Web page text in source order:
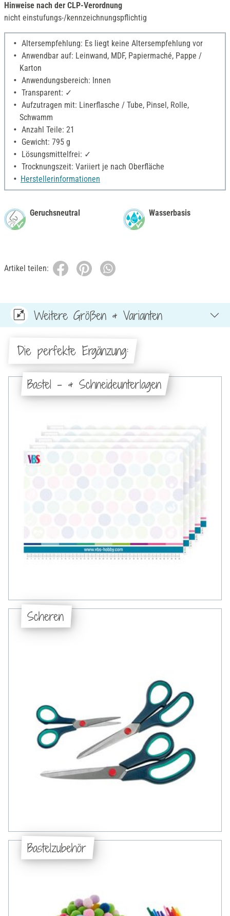
Hinweise nach der CLP-Verordnung
nicht einstufungs-/kennzeichnungspflichtig
Altersempfehlung: Es liegt keine Altersempfehlung vor
Anwendbar auf: Leinwand, MDF, Papiermaché, Pappe /
Karton
Anwendungsbereich: Innen
Transparent: ✓
Aufzutragen mit: Linerflasche / Tube, Pinsel, Rolle,
Schwamm
Anzahl Teile: 21
Gewicht: 795 g
Lösungsmittelfrei: ✓
Trocknungszeit: Variiert je nach Oberfläche
Herstellerinformationen
Geruchsneutral Wasserbasis
Artikel teilen:
Weitere Größen & Varianten
Die perfekte Ergänzung:
Bastel - & Schneideunterlagen
Scheren
Bastelzubehör